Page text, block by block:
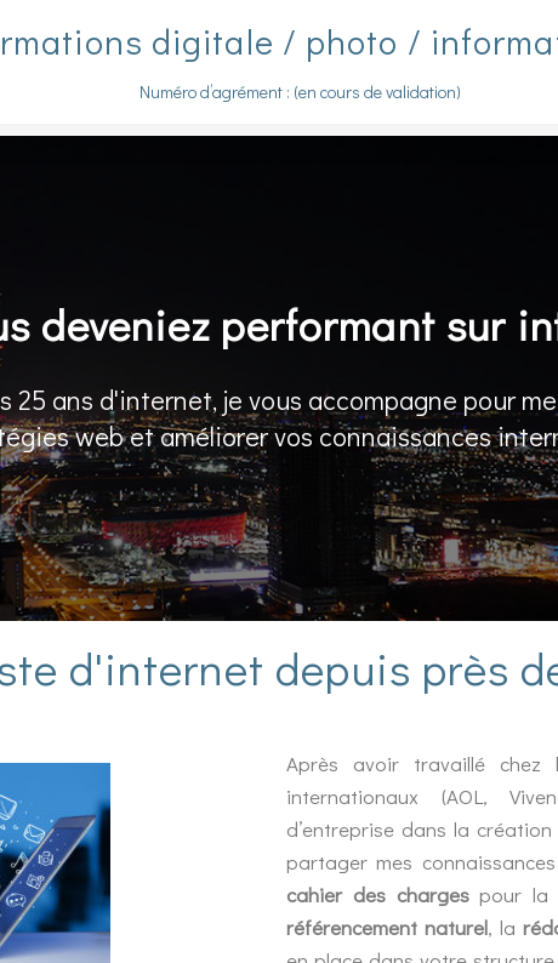
digitale / photo /
Numéro d’agrément : (en cours de validation)
deveniez performant sur
25 ans d'internet, je vous accompagne pour
web et améliorer vos connaissances
d'internet depuis près
Après avoir travaillé
internationaux (AOL,
d’entreprise dans la
partager mes
cahier des chargespour la
référencement naturel, la